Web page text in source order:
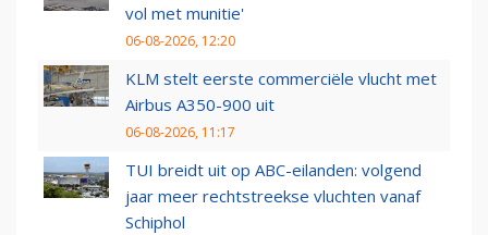
vol met munitie'
06-08-2026, 12:20
KLM stelt eerste commerciële vlucht met
Airbus A350-900 uit
06-08-2026, 11:17
TUI breidt uit op ABC-eilanden: volgend
jaar meer rechtstreekse vluchten vanaf
Schiphol